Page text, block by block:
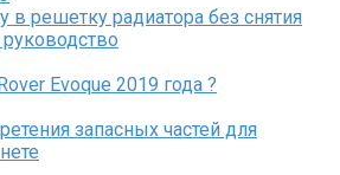
в решетку радиатора без снятия
Evoque 2019 года ?
запасных частей для